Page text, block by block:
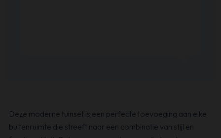
Deze moderne tuinset is een perfecte toevoeging aan elke
buitenruimte die streeft naar een combinatie van stijl en